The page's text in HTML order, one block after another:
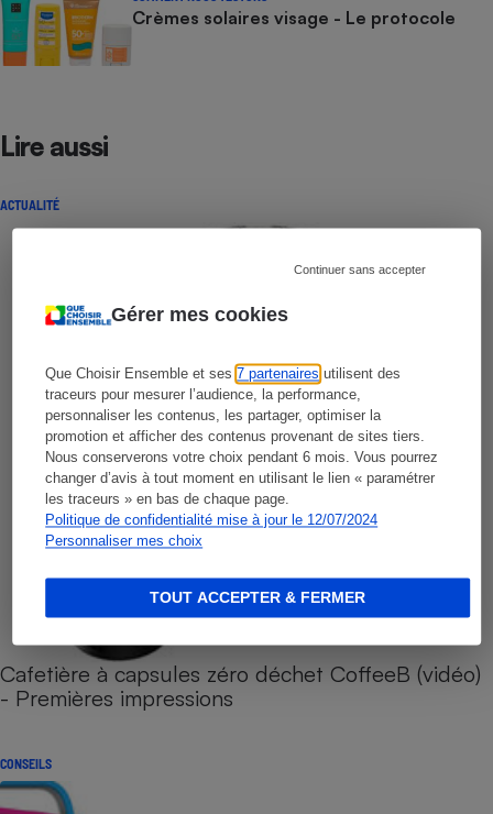
Gérer mes cookies
Que Choisir Ensemble et ses7 partenaires utilisent des
traceurs pour mesurer l’audience, la performance,
personnaliser les contenus, les partager, optimiser la
promotion et afficher des contenus provenant de sites tiers.
Nous conserverons votre choix pendant 6 mois. Vous pourrez
changer d’avis à tout moment en utilisant le lien « paramétrer
les traceurs » en bas de chaque page.
Politique de confidentialité mise à jour le 12/07/2024
Personnaliser mes choix
Continuer sans accepter
TOUT ACCEPTER & FERMER
Crèmes solaires visage - Le protocole
Lire aussi
ACTUALITÉ
Cafetière à capsules zéro déchet CoffeeB (vidéo)
- Premières impressions
CONSEILS